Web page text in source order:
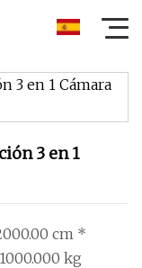
3 en 1
cm *
kg